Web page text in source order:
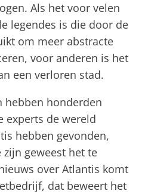
Als het voor velen
legendes is die door de
om meer abstracte
voor anderen is het
een verloren stad.
hebben honderden
experts de wereld
hebben gevonden,
geweest het te
over Atlantis komt
dat beweert het